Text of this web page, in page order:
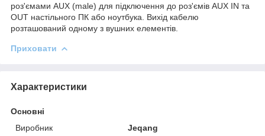
роз'ємами AUX (male) для підключення до роз'ємів AUX IN та
OUT настільного ПК або ноутбука. Вихід кабелю
розташований одному з вушних елементів.
Приховати
Характеристики
Основні
Виробник
Jeqang